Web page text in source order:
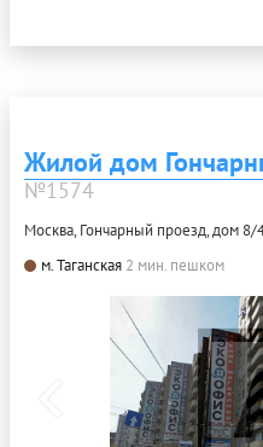
Жилой дом
№1574
Москва, Гончарный проезд, дом 8/
м. Таганская 2 мин. пешком